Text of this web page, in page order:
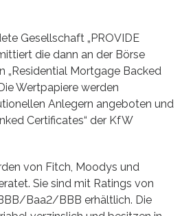
Gesellschaft „PROVIDE
die dann an der Börse
„Residential Mortgage Backed
Wertpapiere werden
Anlegern angeboten und
Certificates“ der KfW
von Fitch, Moodys und
Sie sind mit Ratings von
Baa2/BBB erhältlich. Die